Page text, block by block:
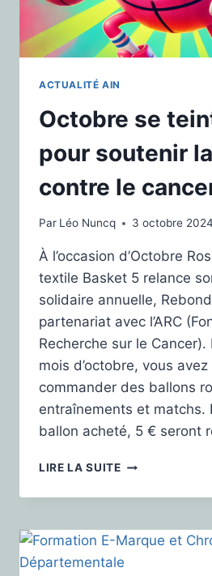
ACTUALITÉ AIN
Octobre se
pour soutenir
contre le
Par Léo Nuncq 3 octobre 2024
À l’occasion d’Octobre
textile Basket 5 relance
solidaire annuelle,
partenariat avec l’ARC
Recherche sur le
mois d’octobre, vous
commander des ballons
entraînements et matchs.
ballon acheté, 5 € seront
LIRE LA SUITE